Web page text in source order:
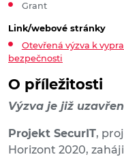
O příležitosti
Výzva je již
Projekt SecurIT,
Horizont 2020,
Grant
Link/webové stránky
Otevřená výzva k
bezpečnosti